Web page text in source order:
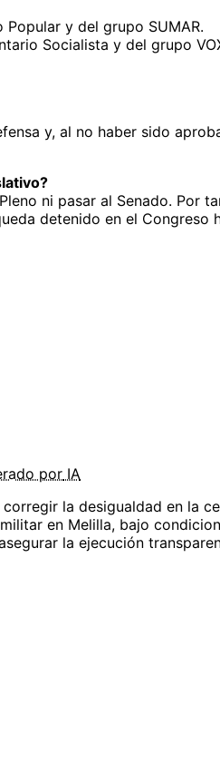
y del grupo SUMAR.
Socialista y del grupo
y, al no haber sido
ni pasar al Senado.
detenido en el
por IA
la desigualdad en la
en Melilla, bajo
la ejecución